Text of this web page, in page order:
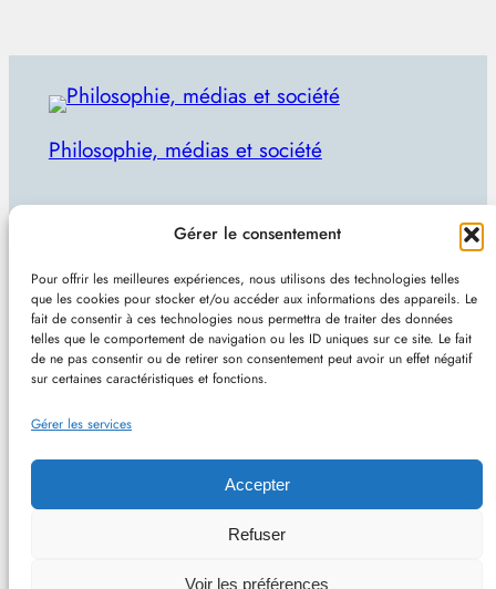
Gérer le consentement
Pour offrir les meilleures expériences, nous utilisons des technologies telles
que les cookies pour stocker et/ou accéder aux informations des appareils. Le
fait de consentir à ces technologies nous permettra de traiter des données
telles que le comportement de navigation ou les ID uniques sur ce site. Le fait
de ne pas consentir ou de retirer son consentement peut avoir un effet négatif
sur certaines caractéristiques et fonctions.
Gérer les services
Accepter
Refuser
Voir les préférences
Philosophie, médias et société
e
c
h
e
r
c
Plan du site–Mentions et confidentialité–Sans
pub et indépendant
Philomedia.be – Philosophie, médias et société –